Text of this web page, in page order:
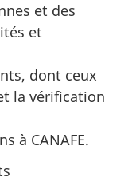
et des
et
dont ceux
la vérification
à CANAFE.